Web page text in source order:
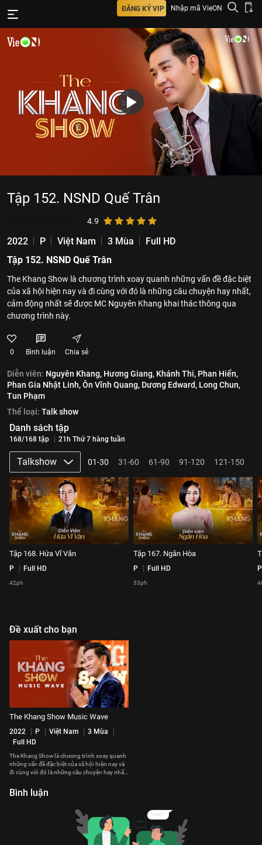
ĐĂNG KÝ VIP Nhập mã VieON
Tập 152. NSND Quế Trân
4.9
2022 P Việt Nam 3 Mùa
Full HD
Tập 152. NSND Quế Trân
The Khang Show là chương trình xoay quanh những vấn đề đặc biệt
của xã hội hiện nay và đi cùng với đó là những câu chuyện hay nhất,
cảm động nhất sẽ được MC Nguyên Khang khai thác thông qua
chương trình này.
0 Bình luận Chia sẻ
Diễn viên: Nguyên Khang, Hương Giang, Khánh Thi, Phan Hiển,
Phan Gia Nhật Linh,Ôn Vĩnh Quang, Dương Edward, Long Chun,
Tun Phạm
Thể loại: Talk show
Danh sách tập
168/168 tập 21h Thứ 7 hàng tuần
Talkshow 01-30 31-60 61-90 91-120 121-150
Tập 168. Hứa Vĩ Văn
P Full HD
42ph
Tập 167. Ngân Hòa
P Full HD
33ph
P
Đề xuất cho bạn
The Khang Show Music Wave
2022 P Việt Nam
3 Mùa
Full HD
The Khang Show là chương trình xoay quanh
những vấn đề đặc biệt của xã hội hiện nay và
đi cùng với đó là những câu chuyện hay nhất,
khai thác thông qua chương trình này.
Bình luận